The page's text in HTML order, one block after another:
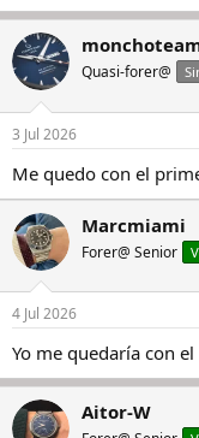
Quasi-forer@
3 Jul 2026
Me quedo con el
Marcmiami
Forer@ Senior
4 Jul 2026
Yo me quedaría con
Aitor-W